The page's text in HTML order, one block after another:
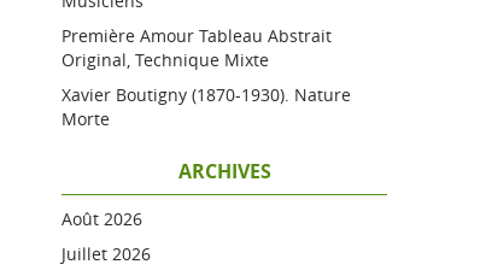
Première Amour Tableau Abstrait
Original, Technique Mixte
Xavier Boutigny (1870-1930). Nature
Morte
ARCHIVES
Août 2026
Juillet 2026